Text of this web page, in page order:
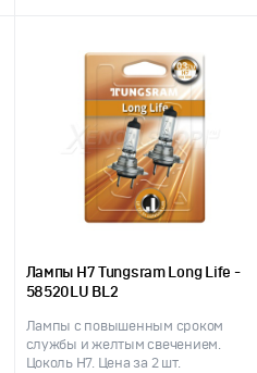
Лампы H7 Tungsram Long Life -
58520LU BL2
Лампы с повышенным сроком
службы и желтым свечением.
Цоколь H7. Цена за 2 шт.